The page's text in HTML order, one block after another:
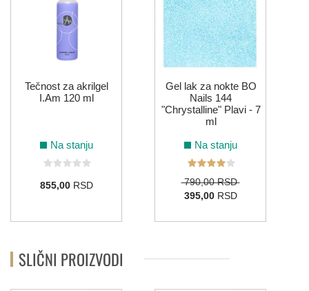
Tečnost za akrilgel
I.Am 120 ml
Na stanju
855,00RSD
Gel lak za nokte BO
Nails 144
"Chrystalline" Plavi - 7
ml
Na stanju
790,00 RSD
395,00RSD
SLIČNI PROIZVODI